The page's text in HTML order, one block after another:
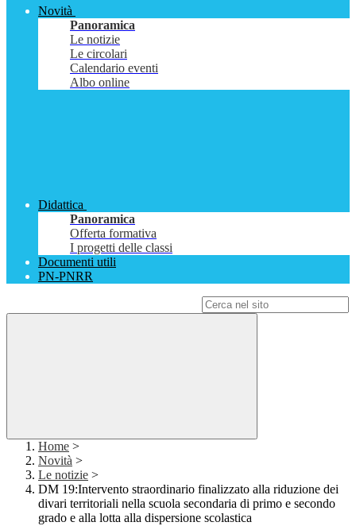
Novità
Panoramica
Le notizie
Le circolari
Calendario eventi
Albo online
Didattica
Panoramica
Offerta formativa
I progetti delle classi
Documenti utili
PN-PNRR
Home >
Novità >
Le notizie >
DM 19:Intervento straordinario finalizzato alla riduzione dei
divari territoriali nella scuola secondaria di primo e secondo
grado e alla lotta alla dispersione scolastica